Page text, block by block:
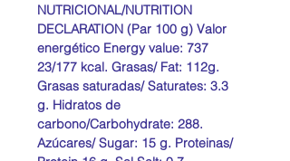
NUTRICIONAL/NUTRITION
DECLARATION (Par 100 g) Valor
energético Energy value: 737
23/177 kcal. Grasas/ Fat: 112g.
Grasas saturadas/ Saturates: 3.3
g. Hidratos de
carbono/Carbohydrate: 288.
Azúcares/ Sugar: 15 g. Proteinas/